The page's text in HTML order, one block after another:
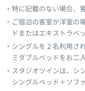
特に記載のない場合、
ご宿泊の客室が洋室の
ドまたはエキストラベ
シングルを２名利用さ
ミダブルベッドをお二
スタジオツインは、シ
シングルベッド＋ソフ